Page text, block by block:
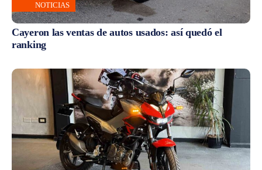
NOTICIAS
Cayeron las ventas de autos usados: así quedó el
ranking